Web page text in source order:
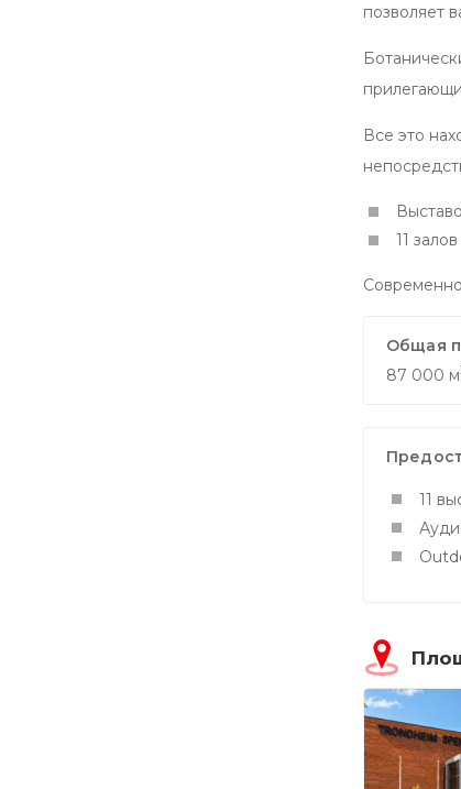
позволяет
Все это
11
Общая
87 000 м
11